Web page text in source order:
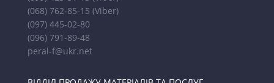
(068) 762-85-15 (Viber)
(097) 445-02-80
(096) 791-89-48
peral-f@ukr.net